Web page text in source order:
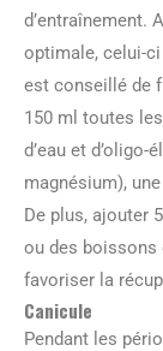
d’entraînement.
optimale, celui-ci
est conseillé de
150 ml toutes
d’eau et
magnésium),
De plus, ajouter
ou des boissons
favoriser la
Canicule
Pendant les